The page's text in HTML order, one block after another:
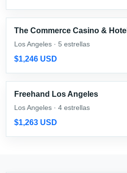
The Commerce Casino & Hotel
Los Angeles · 5 estrellas
$1,246 USD
Freehand Los Angeles
Los Angeles · 4 estrellas
$1,263 USD